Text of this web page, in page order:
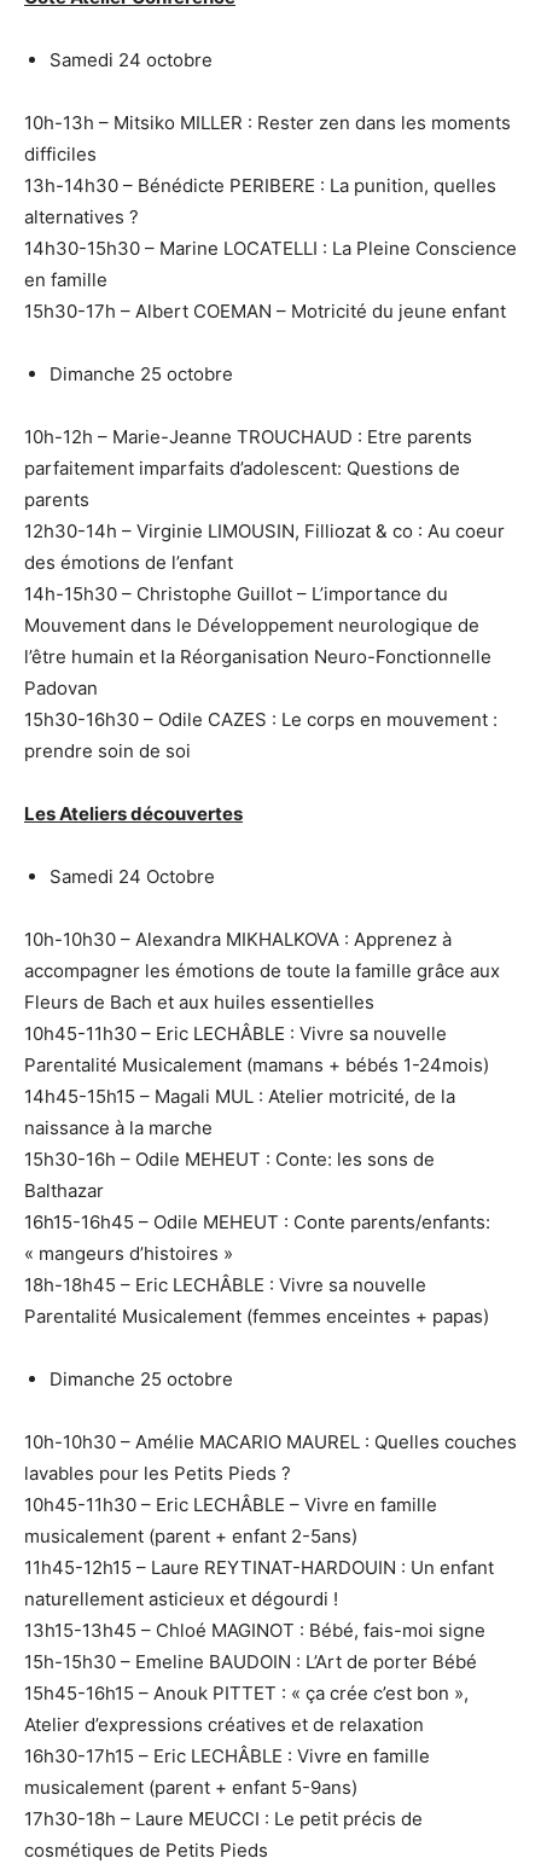
Samedi 24 octobre
10h-13h – Mitsiko MILLER : Rester zen dans les moments
difficiles
13h-14h30 – Bénédicte PERIBERE : La punition, quelles
alternatives ?
14h30-15h30 – Marine LOCATELLI : La Pleine Conscience
en famille
15h30-17h – Albert COEMAN – Motricité du jeune enfant
Dimanche 25 octobre
10h-12h – Marie-Jeanne TROUCHAUD : Etre parents
parfaitement imparfaits d’adolescent: Questions de
parents
12h30-14h – Virginie LIMOUSIN, Filliozat & co : Au coeur
des émotions de l’enfant
14h-15h30 – Christophe Guillot – L’importance du
Mouvement dans le Développement neurologique de
l’être humain et la Réorganisation Neuro-Fonctionnelle
Padovan
15h30-16h30 – Odile CAZES : Le corps en mouvement :
prendre soin de soi
Les Ateliers découvertes
Samedi 24 Octobre
10h-10h30 – Alexandra MIKHALKOVA : Apprenez à
accompagner les émotions de toute la famille grâce aux
Fleurs de Bach et aux huiles essentielles
10h45-11h30 – Eric LECHÂBLE : Vivre sa nouvelle
Parentalité Musicalement (mamans + bébés 1-24mois)
14h45-15h15 – Magali MUL : Atelier motricité, de la
naissance à la marche
15h30-16h – Odile MEHEUT : Conte: les sons de
Balthazar
16h15-16h45 – Odile MEHEUT : Conte parents/enfants:
« mangeurs d’histoires »
18h-18h45 – Eric LECHÂBLE : Vivre sa nouvelle
Parentalité Musicalement (femmes enceintes + papas)
Dimanche 25 octobre
10h-10h30 – Amélie MACARIO MAUREL : Quelles couches
lavables pour les Petits Pieds ?
10h45-11h30 – Eric LECHÂBLE – Vivre en famille
musicalement (parent + enfant 2-5ans)
11h45-12h15 – Laure REYTINAT-HARDOUIN : Un enfant
naturellement asticieux et dégourdi !
13h15-13h45 – Chloé MAGINOT : Bébé, fais-moi signe
15h-15h30 – Emeline BAUDOIN : L’Art de porter Bébé
15h45-16h15 – Anouk PITTET : « ça crée c’est bon »,
Atelier d’expressions créatives et de relaxation
16h30-17h15 – Eric LECHÂBLE : Vivre en famille
musicalement (parent + enfant 5-9ans)
17h30-18h – Laure MEUCCI : Le petit précis de
cosmétiques de Petits Pieds